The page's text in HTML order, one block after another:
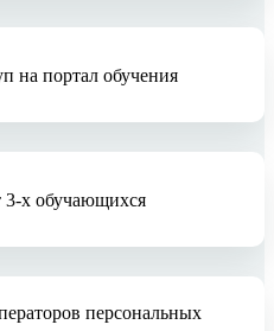
на портал обучения
3-х обучающихся
персональных